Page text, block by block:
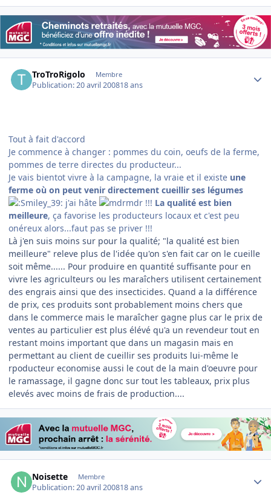
TroTroRigolo Membre
Publication:20 avril 200818 ans
Tout à fait d'accord
Je commence à changer : pommes du coin, oeufs de la ferme,
pommes de terre directes du producteur...
Je vais bientot vivre à la campagne, la vraie et il existe une
ferme où on peut venir directement cueillir ses légumes
j'ai hâte
!!! La qualité est bien
meilleure, ça favorise les producteurs locaux et c'est peu
onéreux alors...faut pas se priver !!!
Là j'en suis moins sur pour la qualité; "la qualité est bien
meilleure" releve plus de l'idée qu'on s'en fait car on le cueille
soit même...... Pour produire en quantité suffisante pour en
vivre les agriculteurs ou les maraîchers utilisent certainement
des engrais ainsi que des insecticides. Quand a la différence
de prix, ces produits sont probablement moins chers que
dans le commerce mais le maraîcher gagne plus car le prix de
ventes au particulier est plus élévé qu'a un revendeur tout en
restant moins important que dans un magasin mais en
permettant au client de cueillir ses produits lui-même le
rpoducteur economise aussi le cout de la main d'oeuvre pour
le ramassage, il gagne donc sur tout les tableaux, prix plus
elevés avec moins de frais de production....
Noisette Membre
Publication:20 avril 200818 ans